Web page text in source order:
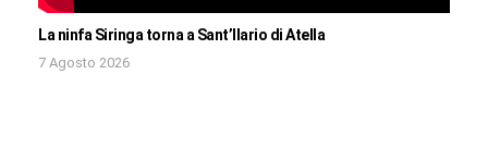
La ninfa Siringa torna a Sant’Ilario di Atella
7 Agosto 2026